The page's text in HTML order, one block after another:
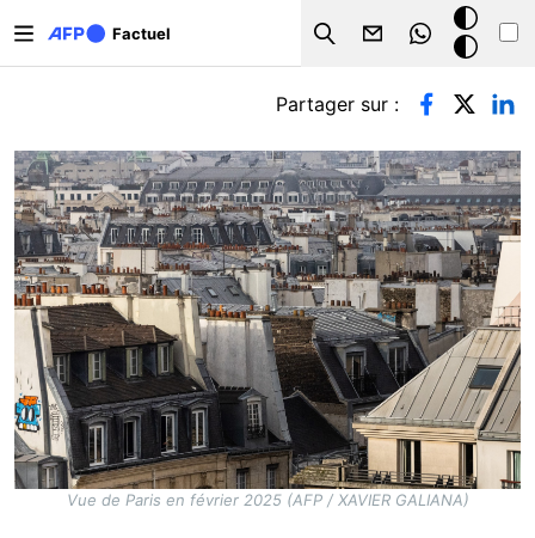
Factuel
Search
Mode
sombre
Onglets principaux
Partager sur :
Vue de Paris en février 2025 (AFP / XAVIER GALIANA)